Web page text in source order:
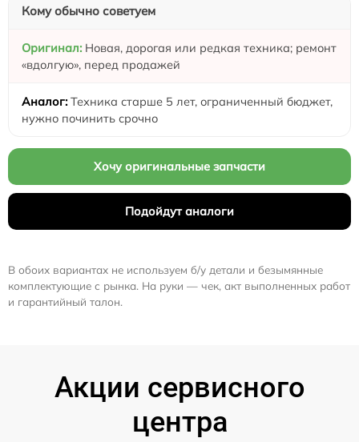
Кому обычно советуем
Новая, дорогая или редкая техника; ремонт
«вдолгую», перед продажей
Техника старше 5 лет, ограниченный бюджет,
нужно починить срочно
Хочу оригинальные запчасти
Подойдут аналоги
В обоих вариантах не используем б/у детали и безымянные
комплектующие с рынка. На руки — чек, акт выполненных работ
и гарантийный талон.
Акции сервисного
центра